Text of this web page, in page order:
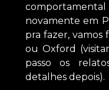
novamente em
pra fazer, vamos
ou Oxford
passo os
detalhes depois).